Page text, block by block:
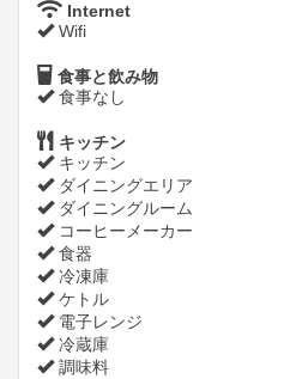
Internet
Wifi
食事と飲み物
食事なし
キッチン
キッチン
ダイニングエリア
ダイニングルーム
コーヒーメーカー
食器
冷凍庫
ケトル
電子レンジ
冷蔵庫
調味料